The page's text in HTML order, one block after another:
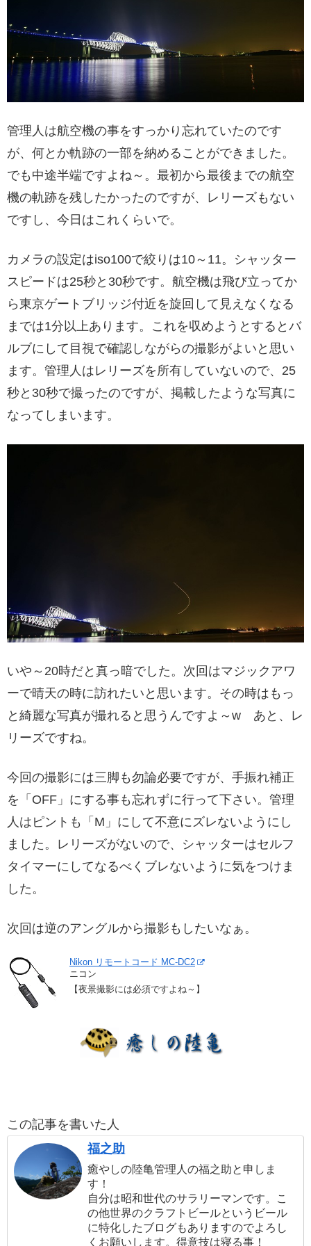
管理人は航空機の事をすっかり忘れていたのです
が、何とか軌跡の一部を納めることができました。
でも中途半端ですよね～。最初から最後までの航空
機の軌跡を残したかったのですが、レリーズもない
ですし、今日はこれくらいで。
カメラの設定はiso100で絞りは10～11。シャッター
スピードは25秒と30秒です。航空機は飛び立ってか
ら東京ゲートブリッジ付近を旋回して見えなくなる
までは1分以上あります。これを収めようとするとバ
ルブにして目視で確認しながらの撮影がよいと思い
ます。管理人はレリーズを所有していないので、25
秒と30秒で撮ったのですが、掲載したような写真に
なってしまいます。
いや～20時だと真っ暗でした。次回はマジックアワ
ーで晴天の時に訪れたいと思います。その時はもっ
と綺麗な写真が撮れると思うんですよ～w あと、レ
リーズですね。
今回の撮影には三脚も勿論必要ですが、手振れ補正
を「OFF」にする事も忘れずに行って下さい。管理
人はピントも「M」にして不意にズレないようにし
ました。レリーズがないので、シャッターはセルフ
タイマーにしてなるべくブレないように気をつけま
した。
次回は逆のアングルから撮影もしたいなぁ。
Nikon リモートコード MC-DC2
ニコン
【夜景撮影には必須ですよね～】
この記事を書いた人
福之助
癒やしの陸亀管理人の福之助と申しま
す！
自分は昭和世代のサラリーマンです。こ
の他世界のクラフトビールというビール
に特化したブログもありますのでよろし
くお願いします。得意技は寝る事！